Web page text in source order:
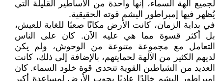
لجميع آلهة السماء، إنها واحدة من الأساطير القليلة التي
يُظهر فيها إمبراطور اليشم قوته الحقيقية.
في بداية الزمان، كانت الأرض مكانًا صعبًا للغاية للعيش،
بل أكثر قسوة مما هي عليه الآن. كان على الناس
التعامل مع مجموعة متنوعة من الوحوش، ولم يكن
لديهم الكثير من الآلهة لحمايتهم، بالإضافة إلى ذلك، كانت
العديد من الشياطين القوية تتحدى قوة خلود السماء. كان
إمبراطور اليشم خالدًا عاديًا يجوب الأرض لمساعدة أكبر